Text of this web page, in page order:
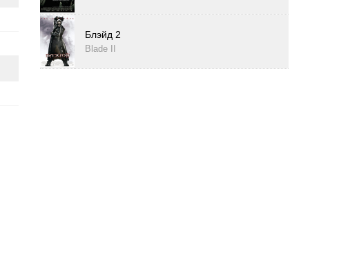
Блэйд 2
Blade II